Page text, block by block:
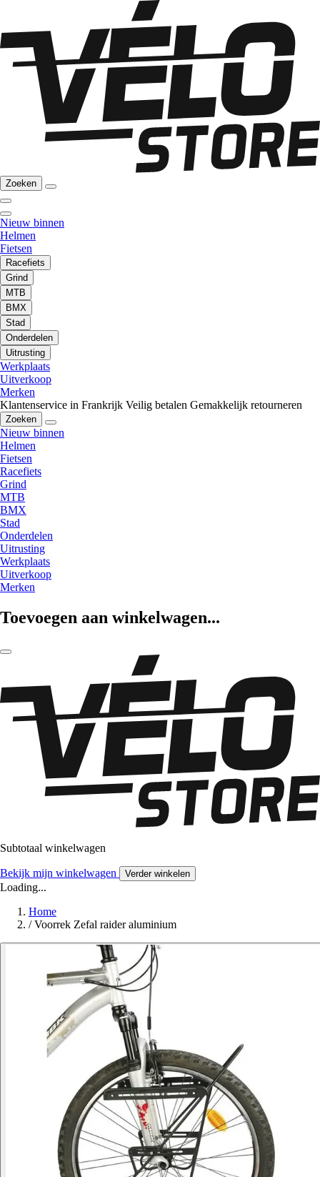
Zoeken
Nieuw binnen
Helmen
Fietsen
Racefiets
Grind
MTB
BMX
Stad
Onderdelen
Uitrusting
Werkplaats
Uitverkoop
Merken
Klantenservice in Frankrijk Veilig betalen Gemakkelijk retourneren
Zoeken
Nieuw binnen
Helmen
Fietsen
Racefiets
Grind
MTB
BMX
Stad
Onderdelen
Uitrusting
Werkplaats
Uitverkoop
Merken
Toevoegen aan winkelwagen...
Subtotaal winkelwagen
Bekijk mijn winkelwagen Verder winkelen
Loading...
Home
/ Voorrek Zefal raider aluminium